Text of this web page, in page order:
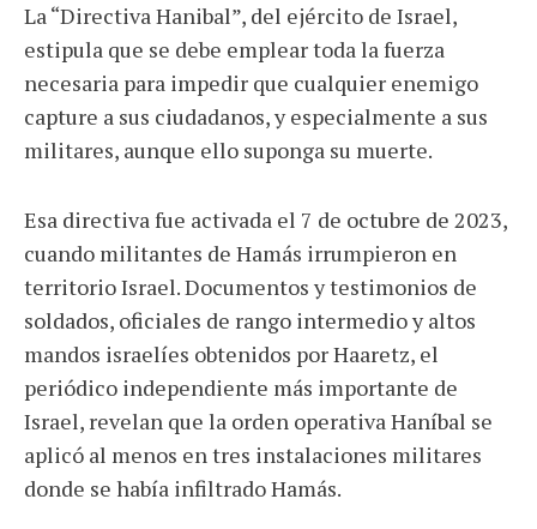
La “Directiva Hanibal”, del ejército de Israel,
estipula que se debe emplear toda la fuerza
necesaria para impedir que cualquier enemigo
capture a sus ciudadanos, y especialmente a sus
militares, aunque ello suponga su muerte.
Esa directiva fue activada el 7 de octubre de 2023,
cuando militantes de Hamás irrumpieron en
territorio Israel. Documentos y testimonios de
soldados, oficiales de rango intermedio y altos
mandos israelíes obtenidos por Haaretz, el
periódico independiente más importante de
Israel, revelan que la orden operativa Haníbal se
aplicó al menos en tres instalaciones militares
donde se había infiltrado Hamás.